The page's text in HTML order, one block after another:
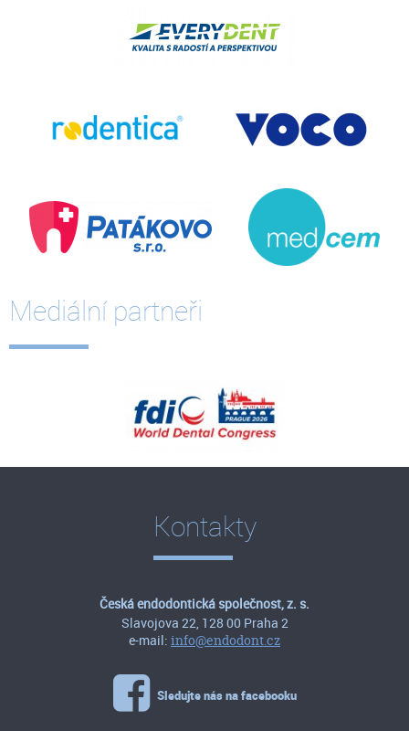
Mediální partneři
Kontakty
Česká endodontická společnost, z. s.
Slavojova 22, 128 00 Praha 2
e-mail: info@endodont.cz
Sledujte nás na facebooku